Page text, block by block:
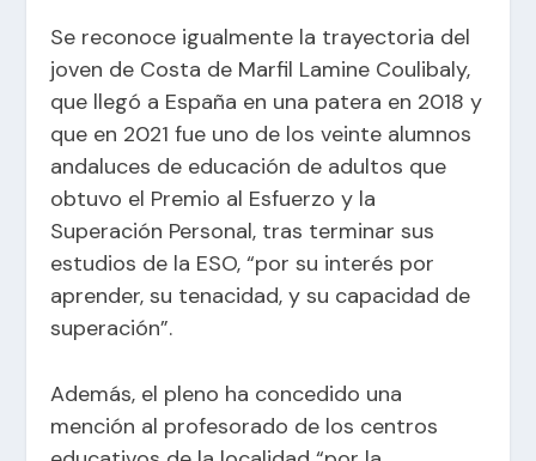
Se reconoce igualmente la trayectoria del
joven de Costa de Marfil Lamine Coulibaly,
que llegó a España en una patera en 2018 y
que en 2021 fue uno de los veinte alumnos
andaluces de educación de adultos que
obtuvo el Premio al Esfuerzo y la
Superación Personal, tras terminar sus
estudios de la ESO, “por su interés por
aprender, su tenacidad, y su capacidad de
superación”.
Además, el pleno ha concedido una
mención al profesorado de los centros